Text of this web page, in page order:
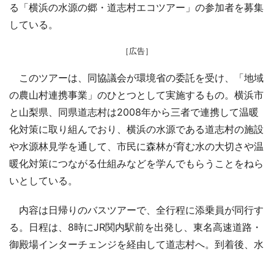
る「横浜の水源の郷・道志村エコツアー」の参加者を募集
している。
［広告］
このツアーは、同協議会が環境省の委託を受け、「地域
の農山村連携事業」のひとつとして実施するもの。横浜市
と山梨県、同県道志村は2008年から三者で連携して温暖
化対策に取り組んでおり、横浜の水源である道志村の施設
や水源林見学を通して、市民に森林が育む水の大切さや温
暖化対策につながる仕組みなどを学んでもらうことをねら
いとしている。
内容は日帰りのバスツアーで、全行程に添乗員が同行す
る。日程は、8時にJR関内駅前を出発し、東名高速道路・
御殿場インターチェンジを経由して道志村へ。到着後、水